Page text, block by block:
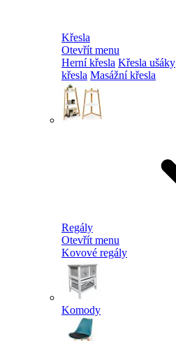
Křesla
Otevřít menu
Herní křesla Křesla ušáky
křesla Masážní křesla
Regály
Otevřít menu
Kovové regály
Komody